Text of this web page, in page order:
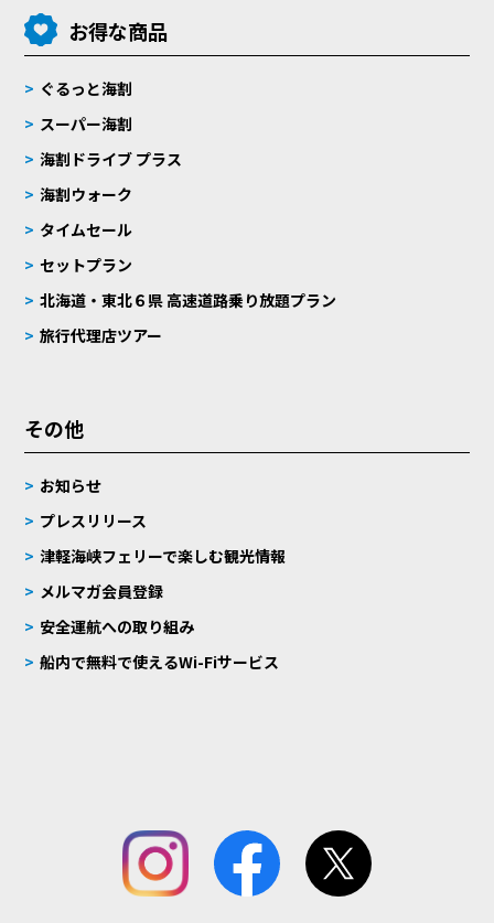
お得な商品
ぐるっと海割
スーパー海割
海割ドライブ プラス
海割ウォーク
タイムセール
セットプラン
北海道・東北６県 高速道路乗り放題プラン
旅行代理店ツアー
その他
お知らせ
プレスリリース
津軽海峡フェリーで楽しむ観光情報
メルマガ会員登録
安全運航への取り組み
船内で無料で使えるWi-Fiサービス